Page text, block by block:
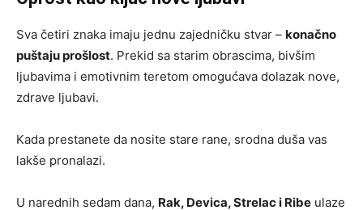
Sva četiri znaka imaju jednu zajedničku stvar – konačno
puštaju prošlost. Prekid sa starim obrascima, bivšim
ljubavima i emotivnim teretom omogućava dolazak nove,
zdrave ljubavi.
Kada prestanete da nosite stare rane, srodna duša vas
lakše pronalazi.
U narednih sedam dana, Rak, Devica, Strelac i Ribe ulaze